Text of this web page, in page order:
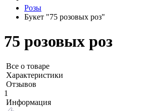
Розы
Букет "75 розовых роз"
75 розовых роз
Все о товаре
Характеристики
Отзывов
1
Информация